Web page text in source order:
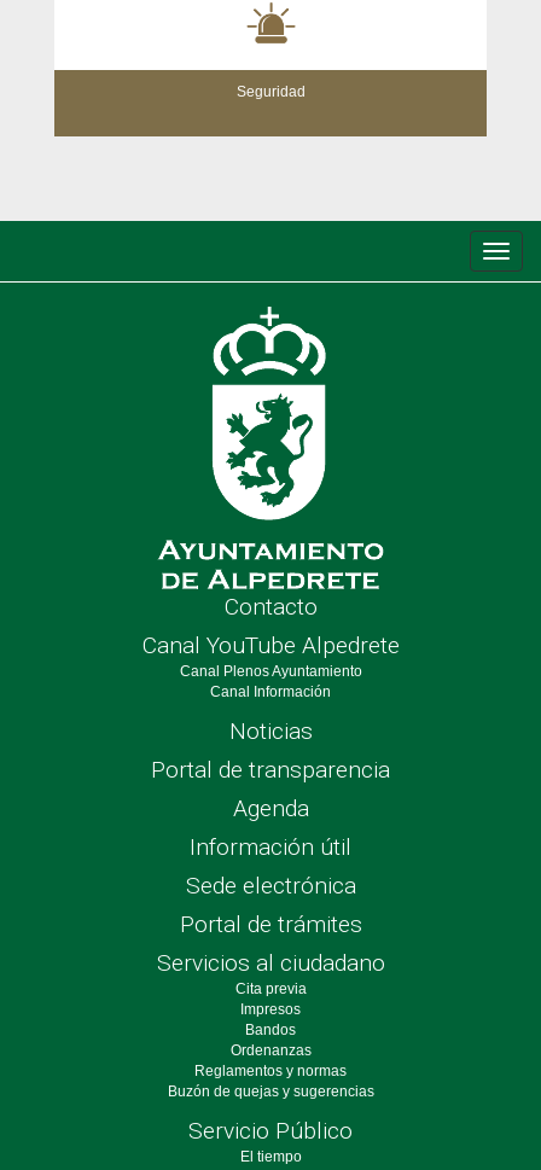
Seguridad
de
Contacto
Canal YouTube Alpedrete
Canal Plenos Ayuntamiento
Canal Información
Noticias
Portal de transparencia
Agenda
Información útil
Sede electrónica
Portal de trámites
Servicios al ciudadano
Cita previa
Impresos
Bandos
Ordenanzas
Reglamentos y normas
Buzón de quejas y sugerencias
Servicio Público
El tiempo